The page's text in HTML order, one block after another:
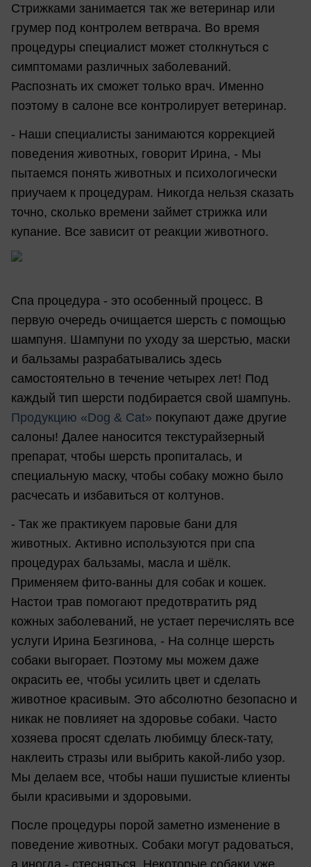
Стрижками занимается так же ветеринар или
грумер под контролем ветврача. Во время
процедуры специалист может столкнуться с
симптомами различных заболеваний.
Распознать их сможет только врач. Именно
поэтому в салоне все контролирует ветеринар.
- Наши специалисты занимаются коррекцией
поведения животных, говорит Ирина, - Мы
пытаемся понять животных и психологически
приучаем к процедурам. Никогда нельзя сказать
точно, сколько времени займет стрижка или
купание. Все зависит от реакции животного.
Спа процедура - это особенный процесс. В
первую очередь очищается шерсть с помощью
шампуня. Шампуни по уходу за шерстью, маски
и бальзамы разрабатывались здесь
самостоятельно в течение четырех лет! Под
каждый тип шерсти подбирается свой шампунь.
Продукцию «Dog & Cat» покупают даже другие
салоны! Далее наносится текстурайзерный
препарат, чтобы шерсть пропиталась, и
специальную маску, чтобы собаку можно было
расчесать и избавиться от колтунов.
- Так же практикуем паровые бани для
животных. Активно используются при спа
процедурах бальзамы, масла и шёлк.
Применяем фито-ванны для собак и кошек.
Настои трав помогают предотвратить ряд
кожных заболеваний, не устает перечислять все
услуги Ирина Безгинова, - На солнце шерсть
собаки выгорает. Поэтому мы можем даже
окрасить ее, чтобы усилить цвет и сделать
животное красивым. Это абсолютно безопасно и
никак не повлияет на здоровье собаки. Часто
хозяева просят сделать любимцу блеск-тату,
наклеить стразы или выбрить какой-либо узор.
Мы делаем все, чтобы наши пушистые клиенты
были красивыми и здоровыми.
После процедуры порой заметно изменение в
поведение животных. Собаки могут радоваться,